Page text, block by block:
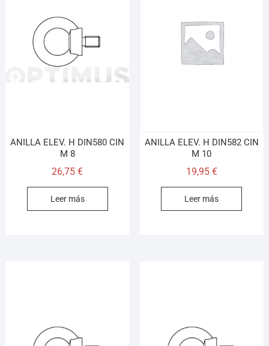
ANILLA ELEV. H DIN580 CIN
M 8
26,75€
Leer más
ANILLA ELEV. H DIN582 CIN
M 10
19,95 €
Leer más
Asesor El Arroyo
En línea · responde en segundos
Llamar (cerrado) Cómo llegar
¡Hola! Soy el asesor virtual de Ferretería El Arroyo.
aunque no sepas el nombre exacto